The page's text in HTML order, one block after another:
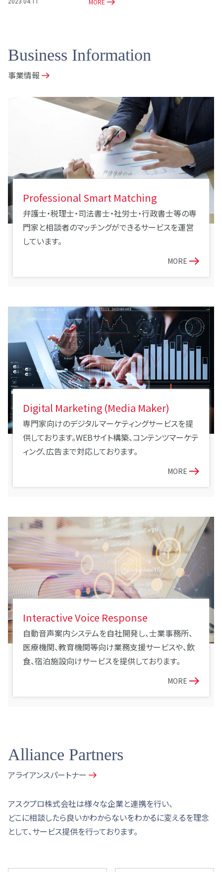
2023.04.11 MORE
Business Information
事業情報
Professional Smart Matching
弁護士・税理士・司法書士・社労士・行政書士等の専
門家と相談者のマッチングができるサービスを運営
しています。
MORE
Digital Marketing (Media Maker)
専門家向けのデジタルマーケティングサービスを提
供しております。WEBサイト構築、コンテンツマーケテ
ィング、広告まで対応しております。
MORE
Interactive Voice Response
自動音声案内システムを自社開発し、士業事務所、
医療機関、教育機関等向け業務支援サービスや、飲
食、宿泊施設向けサービスを提供しております。
MORE
Alliance Partners
アライアンスパートナー
アスクプロ株式会社は様々な企業と連携を行い、
どこに相談したら良いかわからないをわかるに変えるを理念
として、サービス提供を行っております。